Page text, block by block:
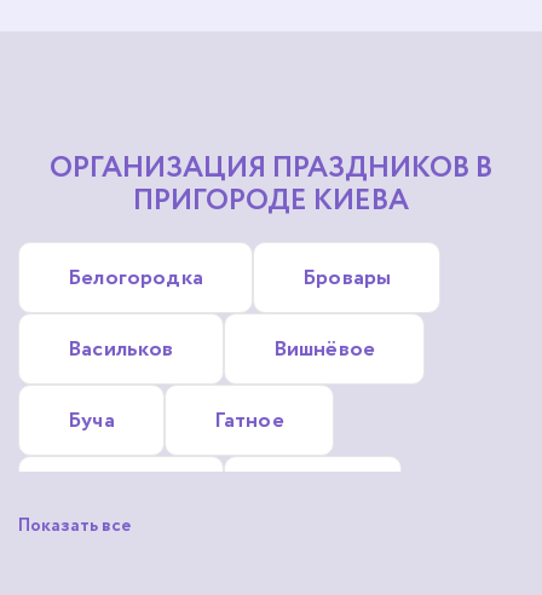
ОРГАНИЗАЦИЯ ПРАЗДНИКОВ В
ПРИГОРОДЕ КИЕВА
Белогородка Бровары
Васильков Вишнёвое
Буча Гатное
Показать все